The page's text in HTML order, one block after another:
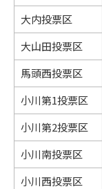
大内投票区
大山田投票区
馬頭西投票区
小川第1投票区
小川第2投票区
小川南投票区
小川西投票区